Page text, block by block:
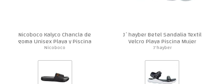
Nicoboco Kalyco Chancla de
goma Unisex Playa y Piscina
Nicoboco
J´hayber Betel Sandalia Textil
Velcro Playa Piscina Mujer
J'hayber